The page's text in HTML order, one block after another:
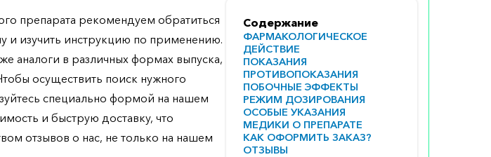
Содержание
ФАРМАКОЛОГИЧЕСКОЕ
ДЕЙСТВИЕ
ПОКАЗАНИЯ
ПРОТИВОПОКАЗАНИЯ
ПОБОЧНЫЕ ЭФФЕКТЫ
РЕЖИМ ДОЗИРОВАНИЯ
ОСОБЫЕ УКАЗАНИЯ
МЕДИКИ О ПРЕПАРАТЕ
КАК ОФОРМИТЬ ЗАКАЗ?
ОТЗЫВЫ
препарата рекомендуем обратиться
и изучить инструкцию по применению.
аналоги в различных формах выпуска,
осуществить поиск нужного
специально формой на нашем
и быструю доставку, что
отзывов о нас, не только на нашем